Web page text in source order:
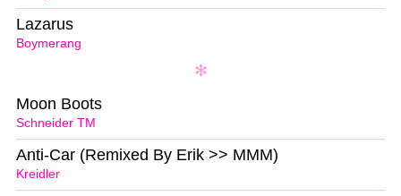
Boymerang
Lazarus
Schneider TM
Moon Boots
Kreidler
Anti-Car (Remixed By Erik >> MMM)